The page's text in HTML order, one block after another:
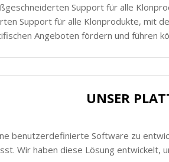
Support für alle
Support für alle Klonprodukte, mit
Angeboten fördern und führen
UNSER
benutzerdefinierte Software zu
Wir haben diese Lösung entwickelt,